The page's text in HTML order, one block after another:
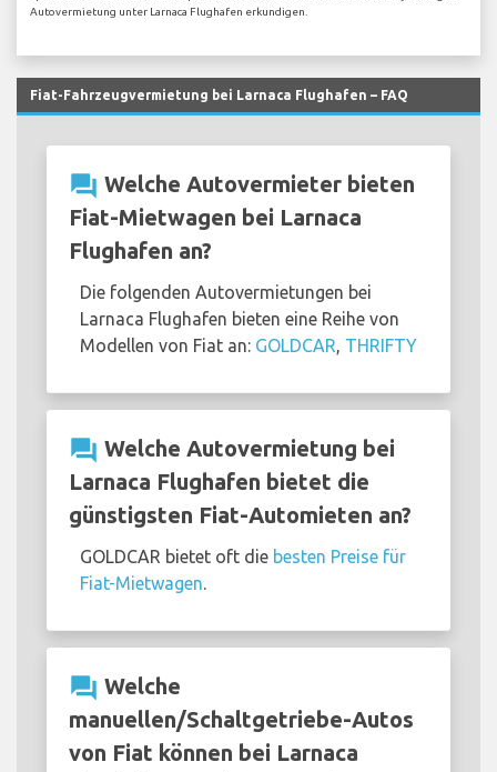
Autovermietung unter Larnaca Flughafen erkundigen.
Fiat-Fahrzeugvermietung bei Larnaca Flughafen – FAQ
question_answer Welche Autovermieter bieten
Fiat-Mietwagen bei Larnaca
Flughafen an?
Die folgenden Autovermietungen bei
Larnaca Flughafen bieten eine Reihe von
Modellen von Fiat an: GOLDCAR, THRIFTY
question_answer Welche Autovermietung bei
Larnaca Flughafen bietet die
günstigsten Fiat-Automieten an?
GOLDCAR bietet oft die besten Preise für
Fiat-Mietwagen.
question_answer Welche
manuellen/Schaltgetriebe-Autos
von Fiat können bei Larnaca